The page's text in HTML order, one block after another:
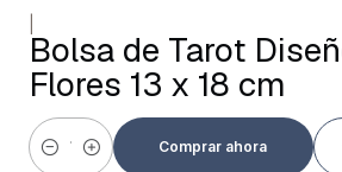
Bolsa de Tarot
Flores 13 x 18 cm
Cantidad
Comprar ahora